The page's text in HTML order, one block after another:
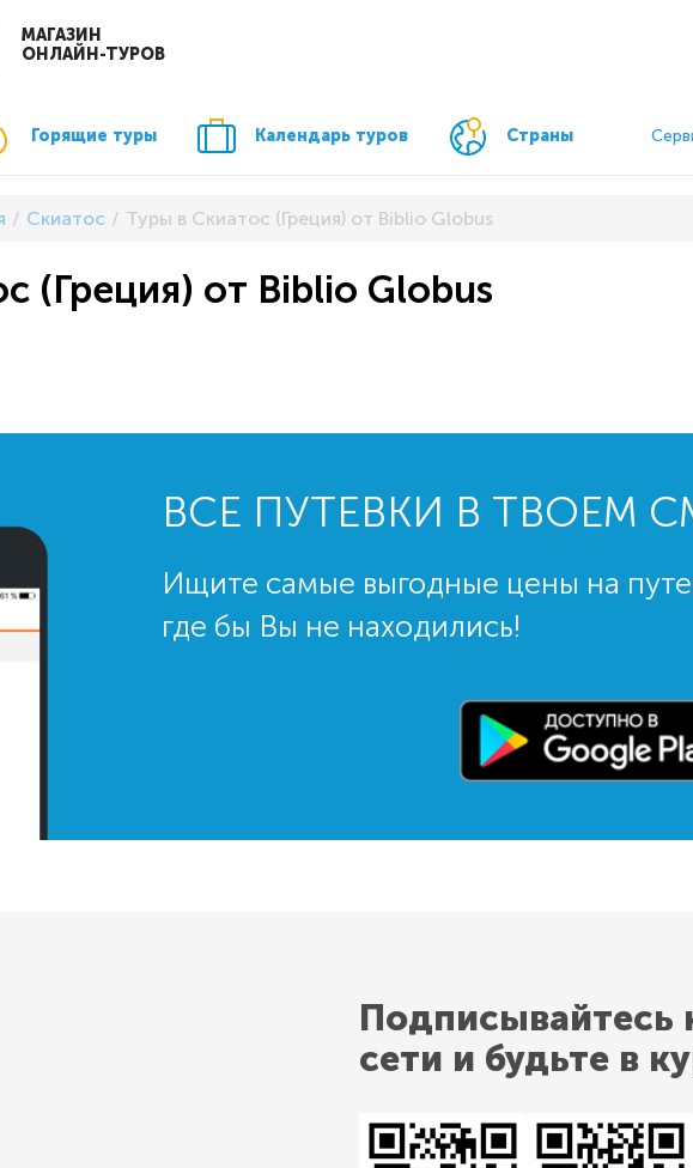
МАГАЗИН
ОНЛАЙН-ТУРОВ
Горящие туры Календарь туров Страны
Скиатос Туры в Скиатос (Греция) от Biblio Globus
(Греция) от Biblio Globus
ВСЕ ПУТЕВКИ В ТВОЕМ
Ищите самые выгодные цены на
где бы Вы не находились!
Подписывайтесь
сети и будьте в